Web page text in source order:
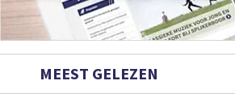
MEEST GELEZEN